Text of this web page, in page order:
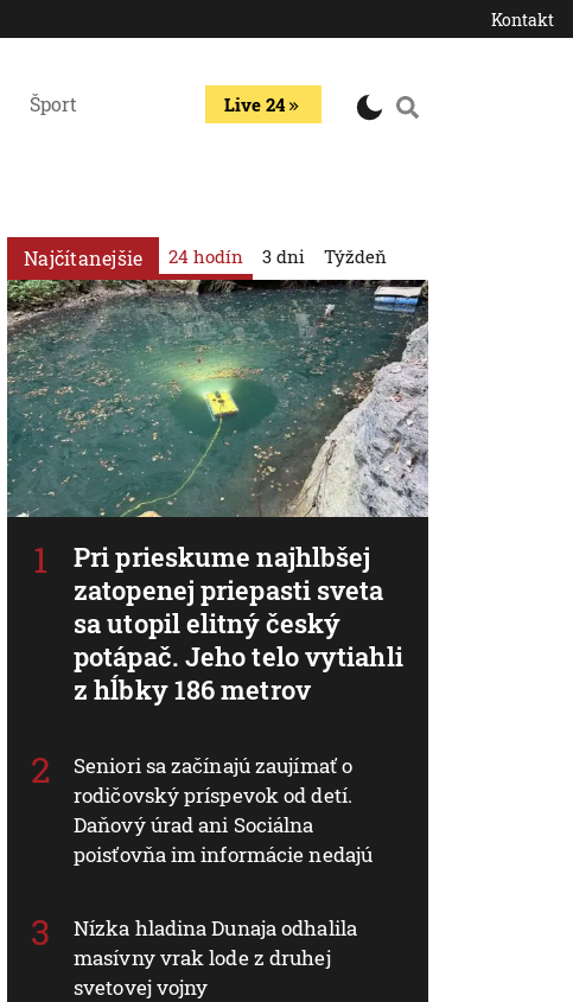
Kontakt
Šport Live 24
Najčítanejšie 24 hodín
Pri prieskume najhlbšej
zatopenej priepasti sveta
sa utopil elitný český
potápač. Jeho telo vytiahli
z hĺbky 186 metrov
Seniori sa začínajú zaujímať o
rodičovský príspevok od detí.
Daňový úrad ani Sociálna
poisťovňa im informácie nedajú
Nízka hladina Dunaja odhalila
masívny vrak lode z druhej
svetovej vojny
3 dni Týždeň